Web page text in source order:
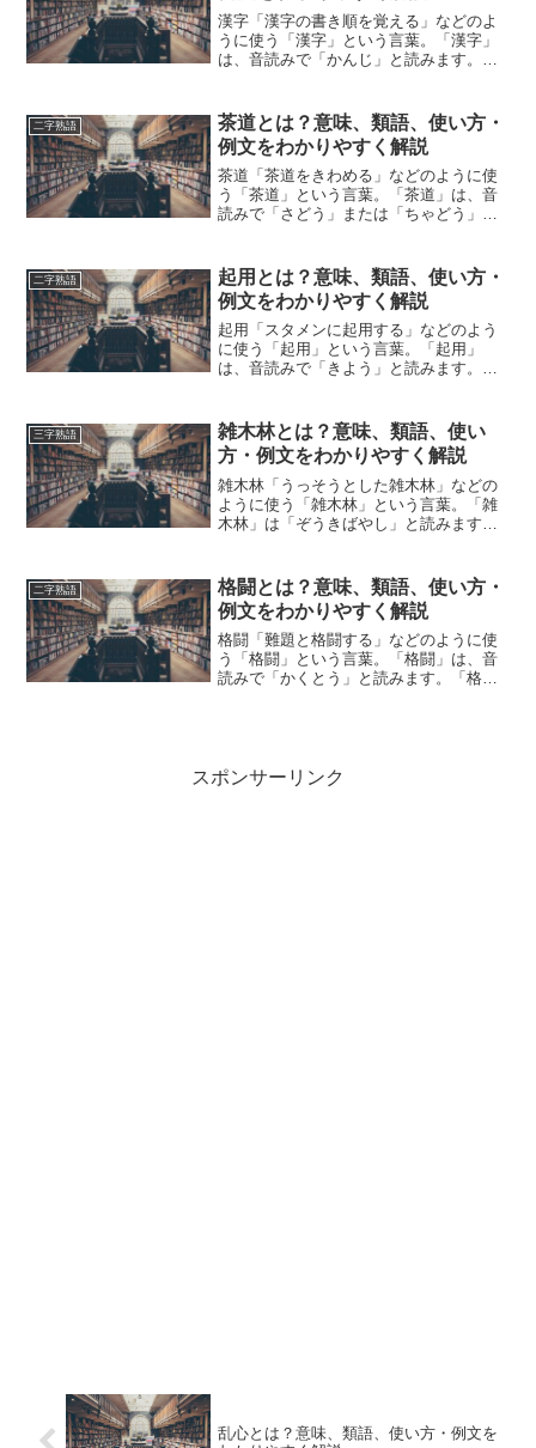
漢字「漢字の書き順を覚える」などのよ
うに使う「漢字」という言葉。「漢字」
は、音読みで「かんじ」と読みます。
や使い方や類語について、小説などの用
例を紹介しながら、わかりや...
二字熟語
茶道とは？意味、類語、使い方・
例文をわかりやすく解説
茶道「茶道をきわめる」などのように使
う「茶道」という言葉。「茶道」は、音
読みで「さどう」または「ちゃどう」と
道」の意味や使い方や類語について、小
説などの用例を紹介して、...
二字熟語
起用とは？意味、類語、使い方・
例文をわかりやすく解説
起用「スタメンに起用する」などのよう
に使う「起用」という言葉。「起用」
は、音読みで「きよう」と読みます。
や使い方や類語について、小説などの用
例を紹介しながら、わかりやす...
三字熟語
雑木林とは？意味、類語、使い
方・例文をわかりやすく解説
雑木林「うっそうとした雑木林」などの
ように使う「雑木林」という言葉。「雑
木林」は「ぞうきばやし」と読みます。
意味や使い方や類語について、小説など
の用例を紹介しながら、わ...
二字熟語
格闘とは？意味、類語、使い方・
例文をわかりやすく解説
格闘「難題と格闘する」などのように使
う「格闘」という言葉。「格闘」は、音
読みで「かくとう」と読みます。「格
スポンサーリンク
乱心とは？意味、類語、使い方・例文を